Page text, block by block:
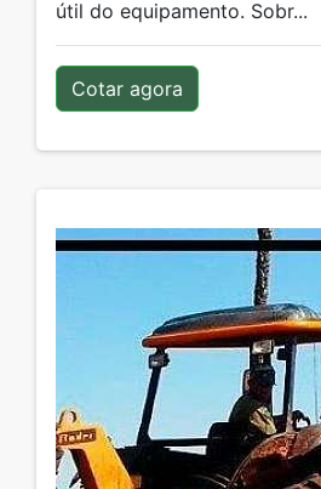
útil do equipamento. Sobr...
Cotar agora